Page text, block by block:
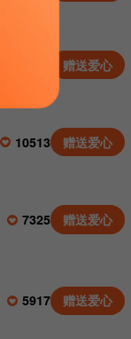
赠送爱心
10513 赠送爱心
7325 赠送爱心
5917 赠送爱心